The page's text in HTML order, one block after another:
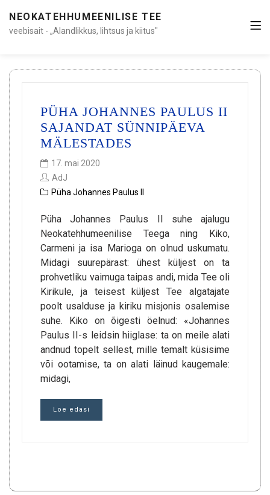
NEOKATEHHUMEENILISE TEE
veebisait - „Alandlikkus, lihtsus ja kiitus"
PÜHA JOHANNES PAULUS II
SAJANDAT SÜNNIPÄEVA
MÄLESTADES
17. mai 2020
AdJ
Püha Johannes Paulus II
Püha Johannes Paulus II suhe ajalugu
Neokatehhumeenilise Teega ning Kiko,
Carmeni ja isa Marioga on olnud uskumatu.
Midagi suurepärast: ühest küljest on ta
prohvetliku vaimuga taipas andi, mida Tee oli
Kirikule, ja teisest küljest Tee algatajate
poolt usalduse ja kiriku misjonis osalemise
suhe. Kiko on õigesti öelnud: «Johannes
Paulus II-s leidsin hiiglase: ta on meile alati
andnud topelt sellest, mille temalt küsisime
või ootamise, ta on alati läinud kaugemale:
midagi,
Loe edasi